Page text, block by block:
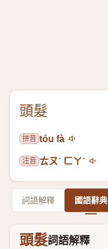
頭髮
拼音 tóu fà
注音 ㄊㄡˊ ㄈㄚˋ
詞語解釋 國語辭典
頭髮詞語解釋